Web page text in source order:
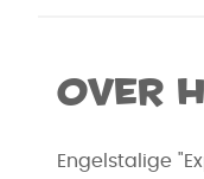
Over
Engelstalige